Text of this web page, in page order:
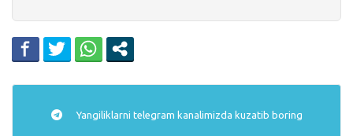
Yangiliklarni telegram kanalimizda kuzatib boring